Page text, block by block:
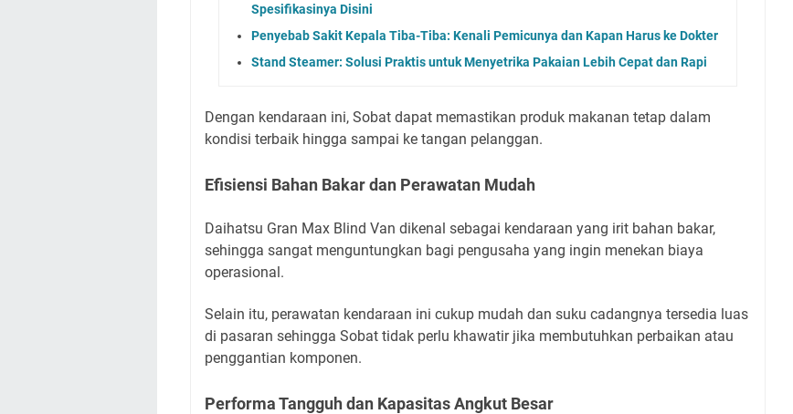
Spesifikasinya Disini
Penyebab Sakit Kepala Tiba-Tiba: Kenali Pemicunya dan Kapan Harus ke Dokter
Stand Steamer: Solusi Praktis untuk Menyetrika Pakaian Lebih Cepat dan Rapi
Dengan kendaraan ini, Sobat dapat memastikan produk makanan tetap dalam
kondisi terbaik hingga sampai ke tangan pelanggan.
Efisiensi Bahan Bakar dan Perawatan Mudah
Daihatsu Gran Max Blind Van dikenal sebagai kendaraan yang irit bahan bakar,
sehingga sangat menguntungkan bagi pengusaha yang ingin menekan biaya
operasional.
Selain itu, perawatan kendaraan ini cukup mudah dan suku cadangnya tersedia luas
di pasaran sehingga Sobat tidak perlu khawatir jika membutuhkan perbaikan atau
penggantian komponen.
Performa Tangguh dan Kapasitas Angkut Besar